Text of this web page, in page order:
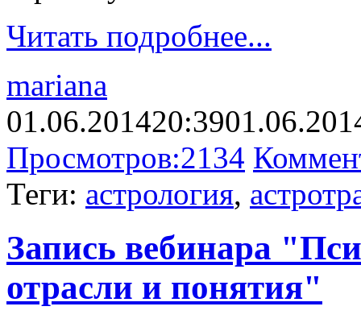
Читать подробнее...
mariana
01.06.201420:39
Просмотров:2134
Теги: астрология,
Запись вебинара
отрасли и понятия"